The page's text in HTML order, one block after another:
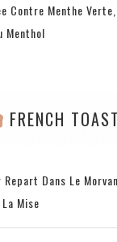
Contre Menthe
Menthol
FRENCH TOAST
Repart Dans Le
Mise